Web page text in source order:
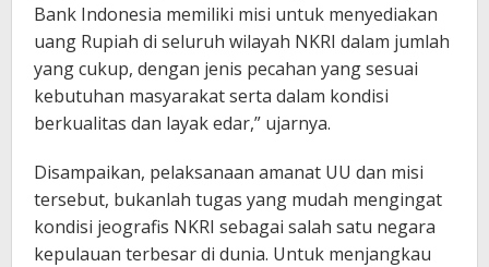
Bank Indonesia memiliki misi untuk menyediakan
uang Rupiah di seluruh wilayah NKRI dalam jumlah
yang cukup, dengan jenis pecahan yang sesuai
kebutuhan masyarakat serta dalam kondisi
berkualitas dan layak edar,” ujarnya.
Disampaikan, pelaksanaan amanat UU dan misi
tersebut, bukanlah tugas yang mudah mengingat
kondisi jeografis NKRI sebagai salah satu negara
kepulauan terbesar di dunia. Untuk menjangkau